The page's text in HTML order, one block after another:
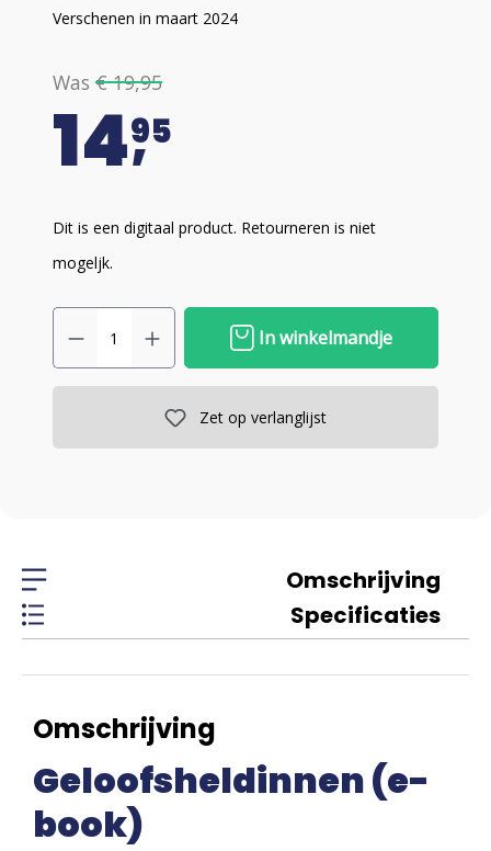
Verschenen in maart 2024
Was € 19,95
1495
Dit is een digitaal product. Retourneren is niet
mogeljk.
In winkelmandje
Zet op verlanglijst
Omschrijving
Specificaties
Omschrijving
Geloofsheldinnen (e-
book)